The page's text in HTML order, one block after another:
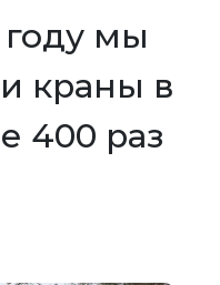
мы
краны в
400 раз